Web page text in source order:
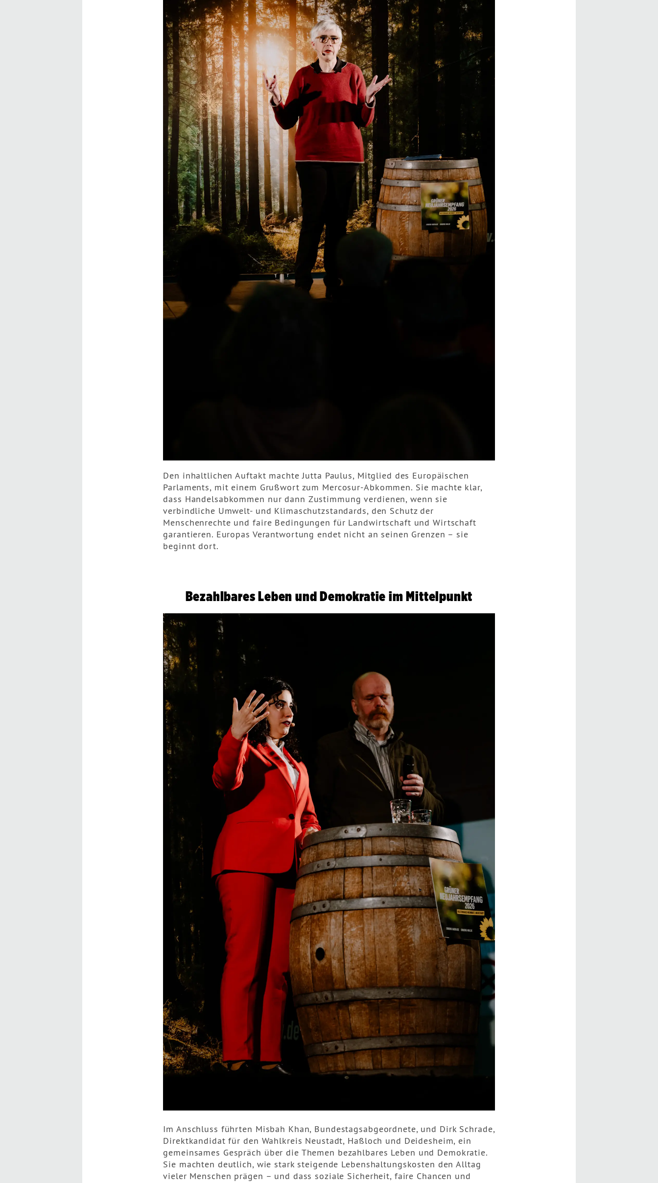
Den inhaltlichen Auftakt machte Jutta Paulus, Mitglied des Europäischen
Parlaments, mit einem Grußwort zum Mercosur-Abkommen. Sie machte klar,
dass Handelsabkommen nur dann Zustimmung verdienen, wenn sie
verbindliche Umwelt- und Klimaschutzstandards, den Schutz der
Menschenrechte und faire Bedingungen für Landwirtschaft und Wirtschaft
garantieren. Europas Verantwortung endet nicht an seinen Grenzen – sie
beginnt dort.
Bezahlbares Leben und Demokratie im Mittelpunkt
Im Anschluss führten Misbah Khan, Bundestagsabgeordnete, und Dirk Schrade,
Direktkandidat für den Wahlkreis Neustadt, Haßloch und Deidesheim, ein
gemeinsames Gespräch über die Themen bezahlbares Leben und Demokratie.
Sie machten deutlich, wie stark steigende Lebenshaltungskosten den Alltag
vieler Menschen prägen – und dass soziale Sicherheit, faire Chancen und